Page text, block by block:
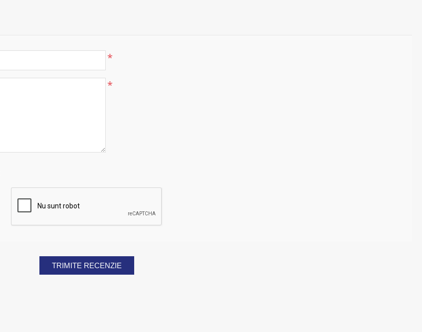
*
*
TRIMITE RECENZIE